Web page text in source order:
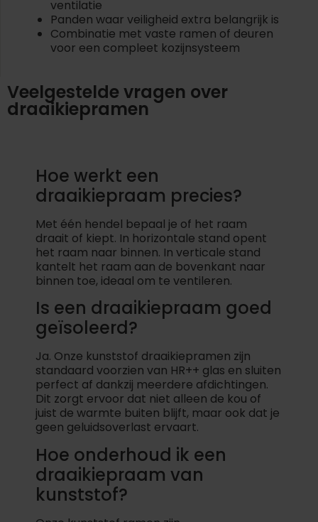
ventilatie
Panden waar veiligheid extra belangrijk is
Combinatie met vaste ramen of deuren
voor een compleet kozijnsysteem
Veelgestelde vragen over
draaikiepramen
Hoe werkt een
draaikiepraam precies?
Met één hendel bepaal je of het raam
draait of kiept. In horizontale stand opent
het raam naar binnen. In verticale stand
kantelt het raam aan de bovenkant naar
binnen toe, ideaal om te ventileren.
Is een draaikiepraam goed
geïsoleerd?
Ja. Onze kunststof draaikiepramen zijn
standaard voorzien van HR++ glas en sluiten
perfect af dankzij meerdere afdichtingen.
Dit zorgt ervoor dat niet alleen de kou of
juist de warmte buiten blijft, maar ook dat je
geen geluidsoverlast ervaart.
Hoe onderhoud ik een
draaikiepraam van
kunststof?